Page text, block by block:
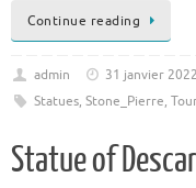
Continue reading
admin 31 janvier 2022
Statues, Stone_Pierre,
Statue of